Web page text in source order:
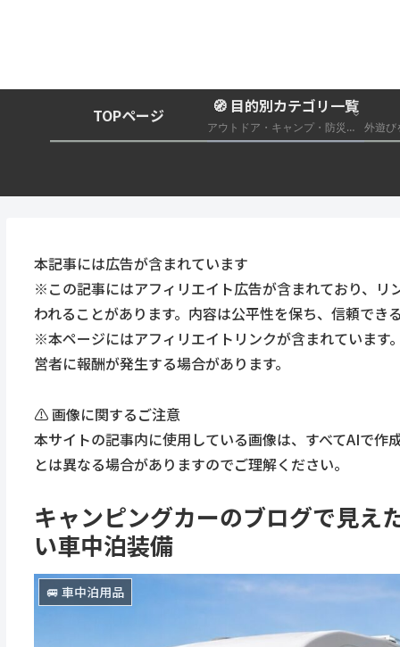
TOPページ 🧭 目的別カテゴリ一覧
アウトドア・キャンプ・防災グッズ総合まとめ
本記事には広告が含まれています
※この記事にはアフィリエイト広告が含まれており、
われることがあります。内容は公平性を保ち、信頼でき
※本ページにはアフィリエイトリンクが含まれています
営者に報酬が発生する場合があります。
⚠️ 画像に関するご注意
本サイトの記事内に使用している画像は、すべてAIで
とは異なる場合がありますのでご理解ください。
キャンピングカーのブログで見え
い車中泊装備
🚐 車中泊用品